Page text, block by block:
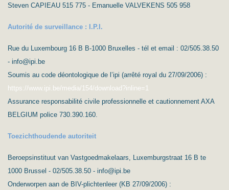
Steven CAPIEAU 515 775 - Emanuelle VALVEKENS 505 958
Autorité de surveillance : I.P.I.
Rue du Luxembourg 16 B B-1000 Bruxelles - tél et email : 02/505.38.50
- info@ipi.be
Soumis au code déontologique de l’ipi (arrêté royal du 27/09/2006) :
https://www.ipi.be/media/154/download?inline=1
Assurance responsabilité civile professionnelle et cautionnement AXA
BELGIUM police 730.390.160.
Toezichthoudende autoriteit
Beroepsinstituut van Vastgoedmakelaars, Luxemburgstraat 16 B te
1000 Brussel - 02/505.38.50 - info@ipi.be
Onderworpen aan de BIV-plichtenleer (KB 27/09/2006) :